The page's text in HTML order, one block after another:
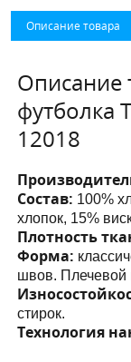
Описание товара
Описание
футболка
12018
Состав: 100%
хлопок, 15%
Плотность
Форма:
швов.
стирок.
Технология